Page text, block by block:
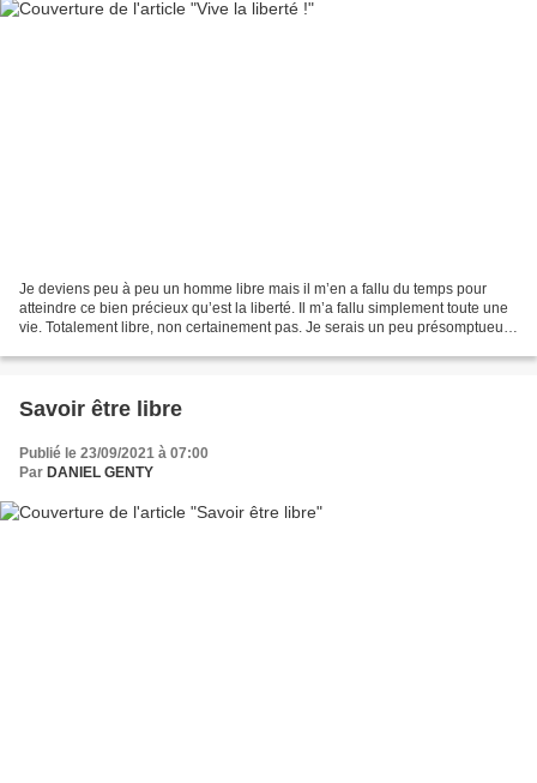
Je deviens peu à peu un homme libre mais il m’en a fallu du temps pour
atteindre ce bien précieux qu’est la liberté. Il m’a fallu simplement toute une
vie. Totalement libre, non certainement pas. Je serais un peu présomptueux
Savoir être libre
Publié le 23/09/2021 à 07:00
Par DANIEL GENTY